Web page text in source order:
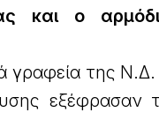
και ο
γραφεία της
εξέφρασαν